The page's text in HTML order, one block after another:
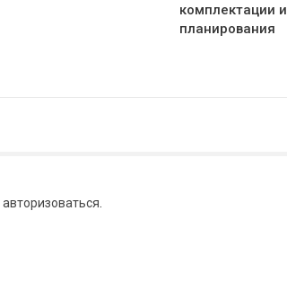
комплектации и
планирования
авторизоваться